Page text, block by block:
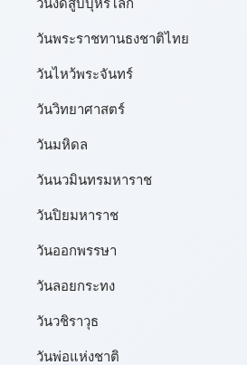
วันงดสูบบุหรี่โลก
วันพระราชทานธงชาติไทย
วันไหว้พระจันทร์​
วันวิทยาศาสตร์
วันมหิดล
วันนวมินทรมหาราช
วันปิยมหาราช
วันออกพรรษา
วันลอยกระทง
วันวชิราวุธ
วันพ่อแห่งชาติ